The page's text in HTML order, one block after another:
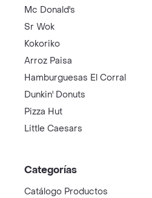
Mc Donald's
Sr Wok
Kokoriko
Arroz Paisa
Hamburguesas El Corral
Dunkin' Donuts
Pizza Hut
Little Caesars
Categorías
Catálogo Productos